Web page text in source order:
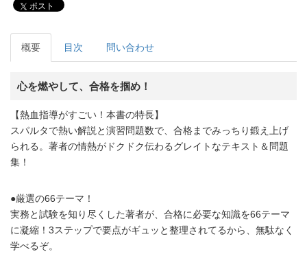
ポスト
概要 目次 問い合わせ
心を燃やして、合格を掴め！
【熱血指導がすごい！本書の特長】
スパルタで熱い解説と演習問題数で、合格までみっちり鍛え上げ
られる。著者の情熱がドクドク伝わるグレイトなテキスト＆問題
集！
●厳選の66テーマ！
実務と試験を知り尽くした著者が、合格に必要な知識を66テーマ
に凝縮！3ステップで要点がギュッと整理されてるから、無駄なく
学べるぞ。